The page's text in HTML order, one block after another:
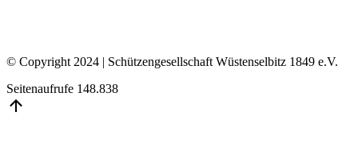
© Copyright 2024 | Schützengesellschaft Wüstenselbitz 1849 e.V.
Seitenaufrufe 148.838